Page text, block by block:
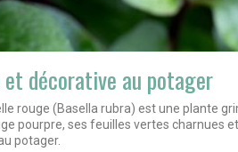
et décorative au potager
rouge (Basella rubra) est une plante
pourpre, ses feuilles vertes charnues
potager.